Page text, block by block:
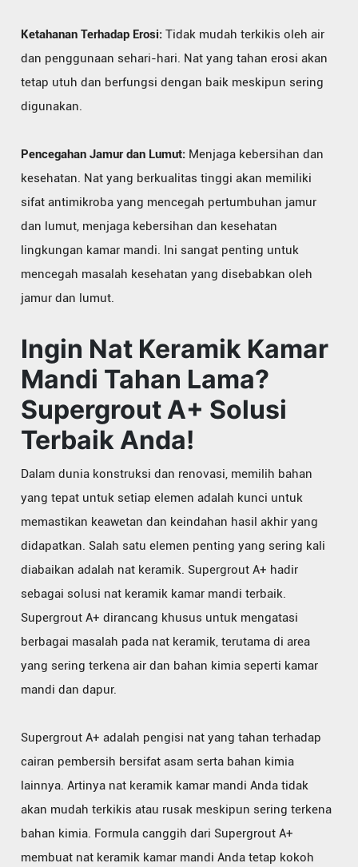
Ketahanan Terhadap Erosi: Tidak mudah terkikis oleh air
dan penggunaan sehari-hari. Nat yang tahan erosi akan
tetap utuh dan berfungsi dengan baik meskipun sering
digunakan.
Pencegahan Jamur dan Lumut: Menjaga kebersihan dan
kesehatan. Nat yang berkualitas tinggi akan memiliki
sifat antimikroba yang mencegah pertumbuhan jamur
dan lumut, menjaga kebersihan dan kesehatan
lingkungan kamar mandi. Ini sangat penting untuk
mencegah masalah kesehatan yang disebabkan oleh
jamur dan lumut.
Ingin Nat Keramik Kamar
Mandi Tahan Lama?
Supergrout A+ Solusi
Terbaik Anda!
Dalam dunia konstruksi dan renovasi, memilih bahan
yang tepat untuk setiap elemen adalah kunci untuk
memastikan keawetan dan keindahan hasil akhir yang
didapatkan. Salah satu elemen penting yang sering kali
diabaikan adalah nat keramik. Supergrout A+ hadir
sebagai solusi nat keramik kamar mandi terbaik.
Supergrout A+ dirancang khusus untuk mengatasi
berbagai masalah pada nat keramik, terutama di area
yang sering terkena air dan bahan kimia seperti kamar
mandi dan dapur.
Supergrout A+ adalah pengisi nat yang tahan terhadap
cairan pembersih bersifat asam serta bahan kimia
lainnya. Artinya nat keramik kamar mandi Anda tidak
akan mudah terkikis atau rusak meskipun sering terkena
bahan kimia. Formula canggih dari Supergrout A+
membuat nat keramik kamar mandi Anda tetap kokoh